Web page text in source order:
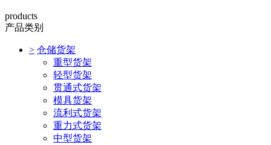
products
产品类别
> 仓储货架
重型货架
轻型货架
贯通式货架
模具货架
流利式货架
重力式货架
中型货架